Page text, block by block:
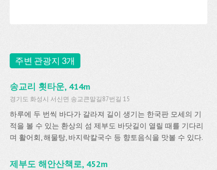
주변 관광지 3개
송교리 횟타운, 414m
경기도 화성시 서신면 송교큰말길87번길 15
하루에 두 번씩 바다가 갈라져 길이 생기는 한국판 모세의 기
적을 볼 수 있는 환상의 섬 제부도 바닷길이 열릴 때를 기다리
며 활어회, 해물탕, 바지락칼국수 등 향토음식을 맛볼 수 있다.
제부도 해안산책로, 452m